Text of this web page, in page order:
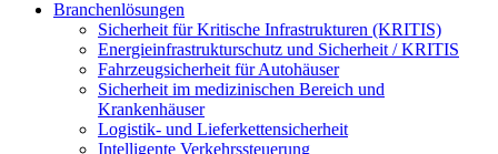
Branchenlösungen
Sicherheit für Kritische Infrastrukturen (KRITIS)
Energieinfrastrukturschutz und Sicherheit / KRITIS
Fahrzeugsicherheit für Autohäuser
Sicherheit im medizinischen Bereich und
Krankenhäuser
Logistik- und Lieferkettensicherheit
Intelligente Verkehrssteuerung